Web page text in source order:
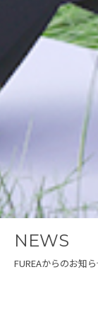
NEWS
FUREAからのお知